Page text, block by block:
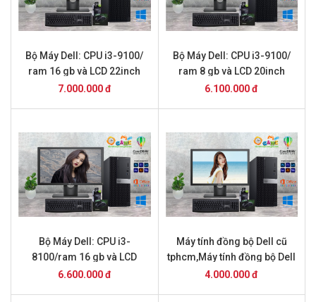
Bộ Máy Dell: CPU i3-9100/
ram 16 gb và LCD 22inch
7.000.000 đ
Bộ Máy Dell: CPU i3-9100/
ram 8 gb và LCD 20inch
6.100.000 đ
Bộ Máy Dell: CPU i3-
8100/ram 16 gb và LCD
22inch
6.600.000 đ
Máy tính đồng bộ Dell cũ
tphcm,Máy tính đồng bộ Dell
Core i7,máy tính đồng bộ
4.000.000 đ